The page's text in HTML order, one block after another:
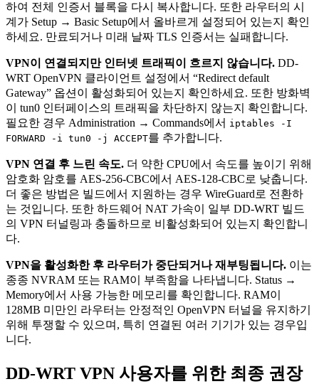
하여 전체 인증서 블록을 다시 복사합니다. 또한 라우터의 시
계가 Setup → Basic Setup에서 올바르게 설정되어 있는지 확인
하세요. 만료되거나 미래 날짜 TLS 인증서는 실패합니다.
VPN이 연결되지만 인터넷 트래픽이 흐르지 않습니다. DD-
WRT OpenVPN 클라이언트 설정에서 “Redirect default
Gateway” 옵션이 활성화되어 있는지 확인하세요. 또한 방화벽
이 tun0 인터페이스의 트래픽을 차단하지 않는지 확인합니다.
필요한 경우 Administration → Commands에서 iptables -I
FORWARD -i tun0 -j ACCEPT를 추가합니다.
VPN 연결 후 느린 속도. 더 약한 CPU에서 속도를 높이기 위해
암호화 암호를 AES-256-CBC에서 AES-128-CBC로 낮춥니다.
더 좋은 방법은 빌드에서 지원하는 경우 WireGuard로 전환하
는 것입니다. 또한 하드웨어 NAT 가속이 일부 DD-WRT 빌드
의 VPN 터널링과 충돌하므로 비활성화되어 있는지 확인합니
다.
VPN을 활성화한 후 라우터가 중단되거나 재부팅됩니다. 이는
종종 NVRAM 또는 RAM이 부족함을 나타냅니다. Status →
Memory에서 사용 가능한 메모리를 확인합니다. RAM이
128MB 미만인 라우터는 안정적인 OpenVPN 터널을 유지하기
위해 투쟁할 수 있으며, 특히 연결된 여러 기기가 있는 경우입
니다.
DD-WRT VPN 사용자를 위한 최종 권장